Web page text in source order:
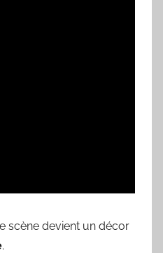
scène devient un décor
.